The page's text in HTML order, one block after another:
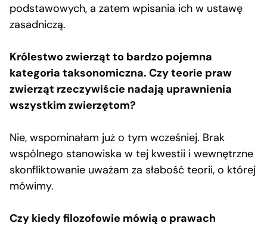
podstawowych, a zatem wpisania ich w ustawę
zasadniczą.
Królestwo zwierząt to bardzo pojemna
kategoria taksonomiczna. Czy teorie praw
zwierząt rzeczywiście nadają uprawnienia
wszystkim zwierzętom?
Nie, wspominałam już o tym wcześniej. Brak
wspólnego stanowiska w tej kwestii i wewnętrzne
skonfliktowanie uważam za słabość teorii, o której
mówimy.
Czy kiedy filozofowie mówią o prawach